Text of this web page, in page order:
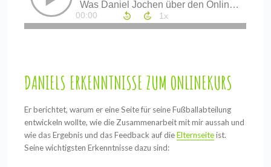
DANIELS ERKENNTNISSE ZUM ONLINEKURS
Er berichtet, warum er eine Seite für seine Fußballabteilung
entwickeln wollte, wie die Zusammenarbeit mit mir aussah und
wie das Ergebnis und das Feedback auf dieElternseiteist.
Seine wichtigsten Erkenntnisse dazu sind: